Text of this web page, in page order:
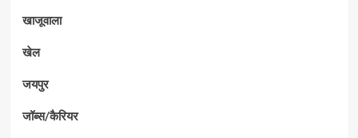
खाजूवाला
खेल
जयपुर
जॉब्स/कैरियर